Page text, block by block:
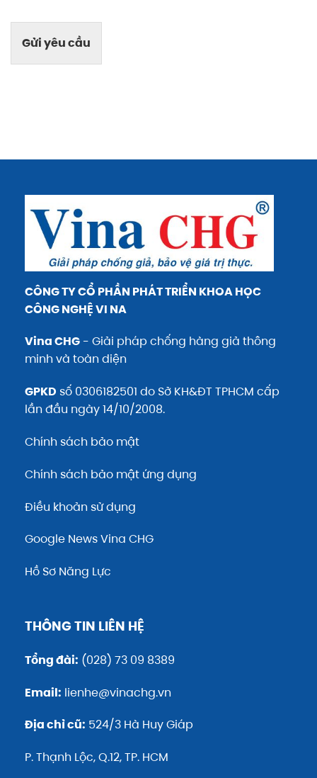
Gửi yêu cầu
CÔNG TY CỔ PHẦN PHÁT TRIỂN KHOA HỌC
CÔNG NGHỆ VI NA
Vina CHG - Giải pháp chống hàng giả thông
minh và toàn diện
GPKD số 0306182501 do Sở KH&ĐT TPHCM cấp
lần đầu ngày 14/10/2008.
Chính sách bảo mật
Chính sách bảo mật ứng dụng
Điều khoản sử dụng
Google News Vina CHG
Hồ Sơ Năng Lực
THÔNG TIN LIÊN HỆ
Tổng đài: (028) 73 09 8389
Email: lienhe@vinachg.vn
Địa chỉ cũ: 524/3 Hà Huy Giáp
P. Thạnh Lộc, Q.12, TP. HCM